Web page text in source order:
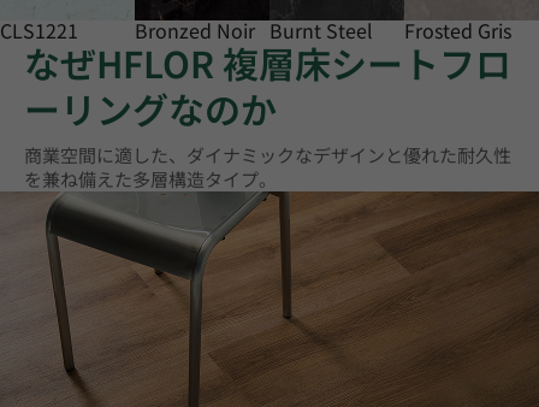
CLS1221 Bronzed Noir Burnt Steel Frosted Gris
なぜHFLOR 複層床シートフロ
ーリングなのか
商業空間に適した、ダイナミックなデザインと優れた耐久性
を兼ね備えた多層構造タイプ。